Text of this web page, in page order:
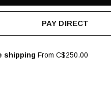
PAY DIRECT
shipping From C$250.00